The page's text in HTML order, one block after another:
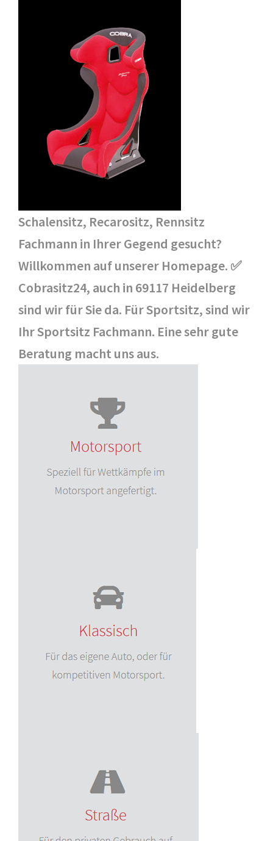
Schalensitz, Recarositz, Rennsitz
Fachmann in Ihrer Gegend gesucht?
Willkommen auf unserer Homepage. ✅
Cobrasitz24, auch in 69117 Heidelberg
sind wir für Sie da. Für Sportsitz, sind wir
Ihr Sportsitz Fachmann. Eine sehr gute
Beratung macht uns aus.